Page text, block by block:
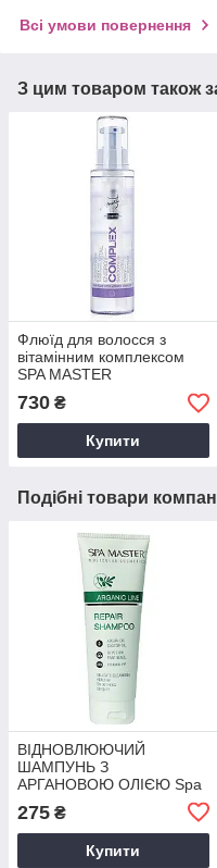
Всі умови повернення
З цим товаром також
Флюїд для волосся з
вітамінним комплексом
SPA MASTER
730 ₴
Купити
Подібні товари
ВІДНОВЛЮЮЧИЙ
ШАМПУНЬ З
АРГАНОВОЮ ОЛІЄЮ Spa
275 ₴
Купити